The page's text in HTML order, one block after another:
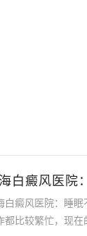
白癜风医院
白癜风医院：睡
都比较繁忙，现